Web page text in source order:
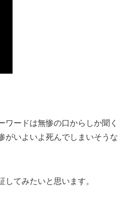
ードは無惨の口からしか聞く
がいよいよ死んでしまいそうな
てみたいと思います。